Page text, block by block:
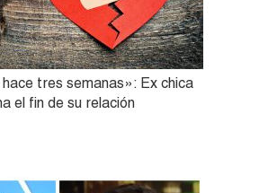
tres semanas»: Ex chica
el fin de su relación